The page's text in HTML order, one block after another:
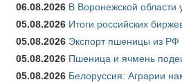
06.08.2026 В Воронежской области
05.08.2026 Итоги российских
05.08.2026 Экспорт пшеницы из РФ
05.08.2026 Пшеница и ячмень
05.08.2026 Белоруссия: Аграрии